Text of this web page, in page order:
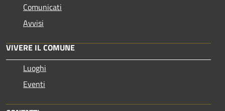
Comunicati
Avvisi
VIVERE IL COMUNE
Luoghi
Eventi